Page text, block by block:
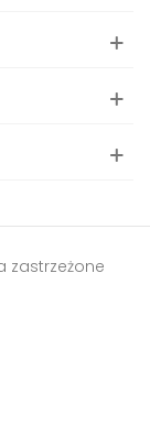
zastrzeżone